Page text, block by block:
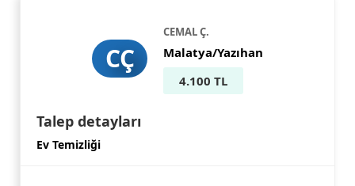
CÇ
CEMAL Ç.
Malatya/Yazıhan
4.100 TL
Talep detayları
Ev Temizliği